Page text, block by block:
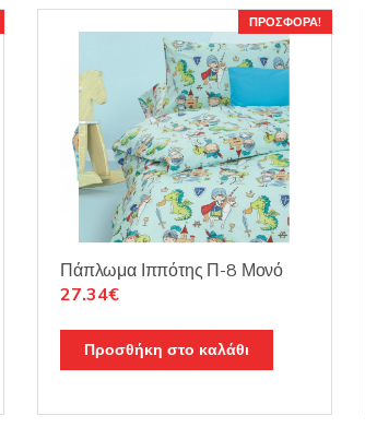
ΠΡΟΣΦΟΡΆ!
Πάπλωμα Ιππότης Π-8 Μονό
Original
was:
38.74€.
27.34€Η
τιμή
είναι:
Προσθήκη στο καλάθι